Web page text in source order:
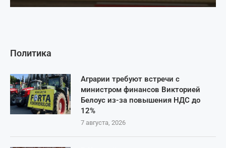
Политика
Аграрии требуют встречи с
министром финансов Викторией
Белоус из-за повышения НДС до
12%
7 августа, 2026